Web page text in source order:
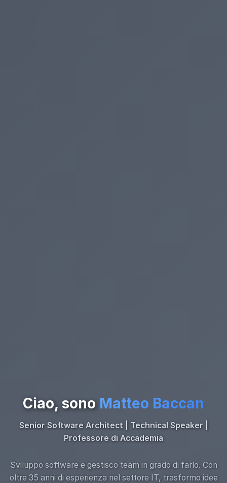
Ciao, sono Matteo Baccan
Senior Software Architect | Technical Speaker |
Professore di Accademia
Sviluppo software e gestisco team in grado di farlo. Con
oltre 35 anni di esperienza nel settore IT, trasformo idee